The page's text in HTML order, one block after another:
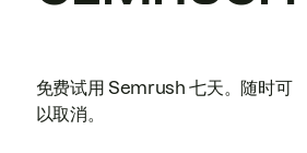
免费试用 Semrush 七天。随时可
以取消。